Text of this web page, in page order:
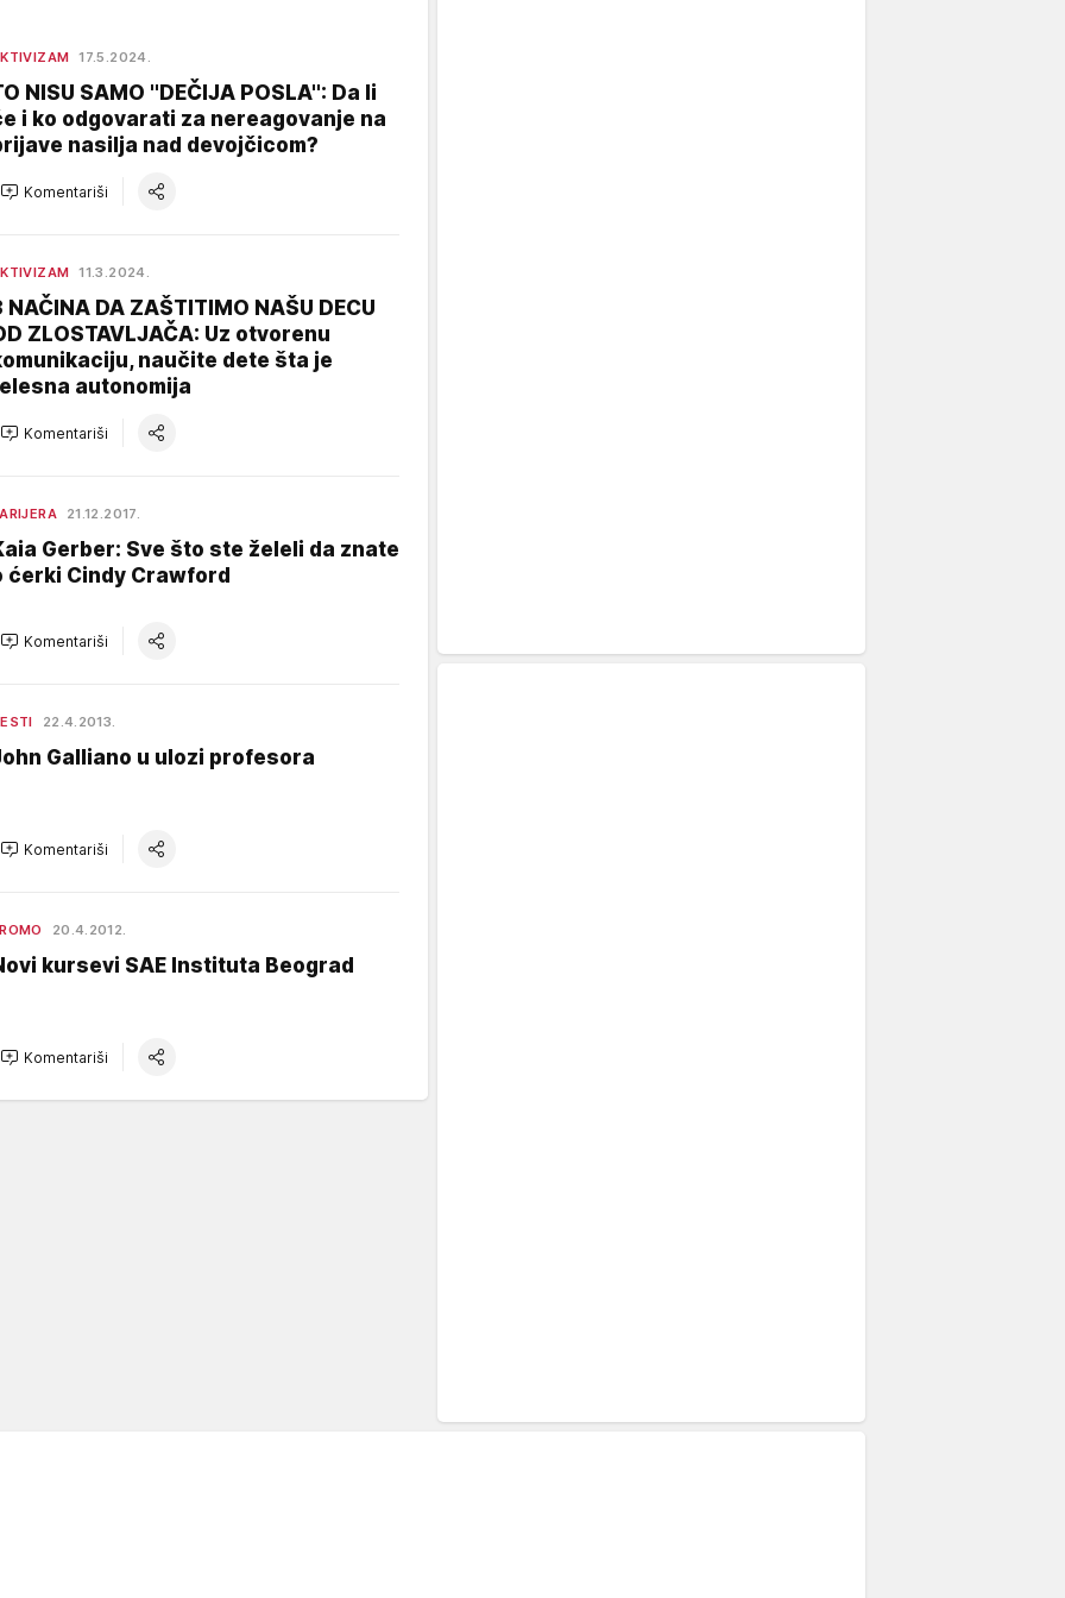
17.5.2024.
NISU SAMO ''DEČIJA POSLA'': Da li
i ko odgovarati za nereagovanje na
nasilja nad devojčicom?
Komentariši
11.3.2024.
NAČINA DA ZAŠTITIMO NAŠU DECU
ZLOSTAVLJAČA: Uz otvorenu
naučite dete šta je
autonomija
Komentariši
21.12.2017.
Gerber: Sve što ste želeli da znate
ćerki Cindy Crawford
Komentariši
22.4.2013.
Galliano u ulozi profesora
Komentariši
20.4.2012.
kursevi SAE Instituta Beograd
Komentariši